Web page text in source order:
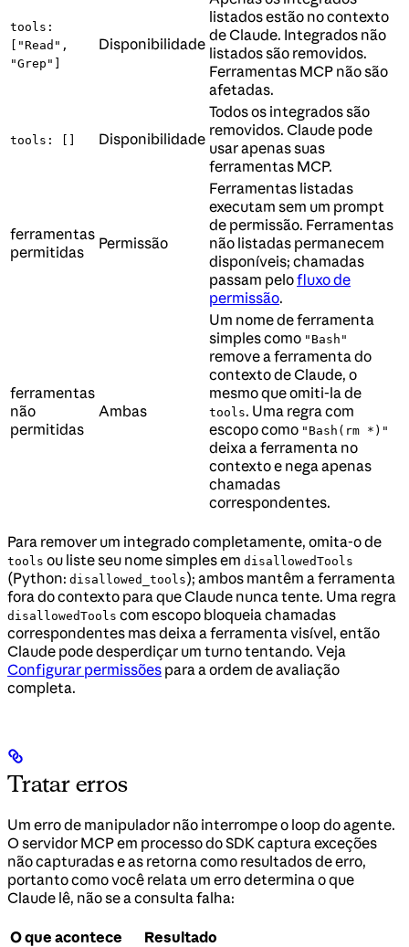
tools:
["Read",
"Grep"]
Disponibilidade
listados estão no contexto
de Claude. Integrados não
listados são removidos.
Ferramentas MCP não são
afetadas.
tools: [] Disponibilidade
Todos os integrados são
removidos. Claude pode
usar apenas suas
ferramentas MCP.
ferramentas
permitidas
Permissão
Ferramentas listadas
executam sem um prompt
de permissão. Ferramentas
não listadas permanecem
disponíveis; chamadas
passam pelofluxo de
permissão.
ferramentas
não
permitidas
Ambas
Um nome de ferramenta
simples como "Bash"
remove a ferramenta do
contexto de Claude, o
mesmo que omiti-la de
tools. Uma regra com
escopo como "Bash(rm *)"
deixa a ferramenta no
contexto e nega apenas
chamadas
correspondentes.
Para remover um integrado completamente, omita-o de
tools ou liste seu nome simples em disallowedTools
(Python: disallowed_tools); ambos mantêm a ferramenta
fora do contexto para que Claude nunca tente. Uma regra
disallowedTools com escopo bloqueia chamadas
correspondentes mas deixa a ferramenta visível, então
Claude pode desperdiçar um turno tentando. Veja
Configurar permissões para a ordem de avaliação
completa.
Tratar erros
Um erro de manipulador não interrompe o loop do agente.
O servidor MCP em processo do SDK captura exceções
não capturadas e as retorna como resultados de erro,
portanto como você relata um erro determina o que
Claude lê, não se a consulta falha:
O que acontece Resultado